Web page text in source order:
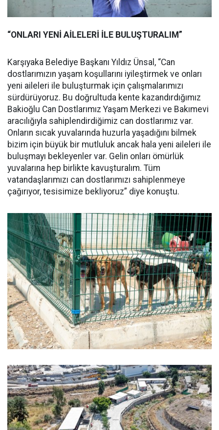
“ONLARI YENİ AİLELERİ İLE BULUŞTURALIM”
Karşıyaka Belediye Başkanı Yıldız Ünsal, “Can
dostlarımızın yaşam koşullarını iyileştirmek ve onları
yeni aileleri ile buluşturmak için çalışmalarımızı
sürdürüyoruz. Bu doğrultuda kente kazandırdığımız
Bakioğlu Can Dostlarımız Yaşam Merkezi ve Bakımevi
aracılığıyla sahiplendirdiğimiz can dostlarımız var.
Onların sıcak yuvalarında huzurla yaşadığını bilmek
bizim için büyük bir mutluluk ancak hala yeni aileleri ile
buluşmayı bekleyenler var. Gelin onları ömürlük
yuvalarına hep birlikte kavuşturalım. Tüm
vatandaşlarımızı can dostlarımızı sahiplenmeye
çağırıyor, tesisimize bekliyoruz” diye konuştu.